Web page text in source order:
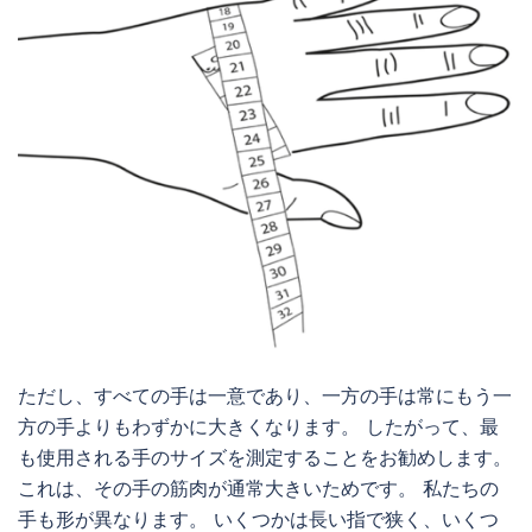
ただし、すべての手は一意であり、一方の手は常にもう一
方の手よりもわずかに大きくなります。 したがって、最
も使用される手のサイズを測定することをお勧めします。
これは、その手の筋肉が通常大きいためです。 私たちの
手も形が異なります。 いくつかは長い指で狭く、いくつ